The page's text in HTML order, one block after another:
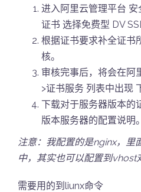
进入阿里云管理平台
证书 选择免费型 DV
根据证书要求补全证书
核。
审核完事后，将会在阿
>证书服务 列表中出现
下载对于服务器版本的
版本服务器的配置说明。
注意：我配置的是nginx，里
中，其实也可以配置到vhost
需要用的到liunx命令